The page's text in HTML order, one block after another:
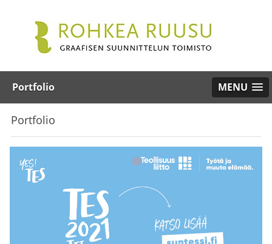
Portfolio MENU
Portfolio
•